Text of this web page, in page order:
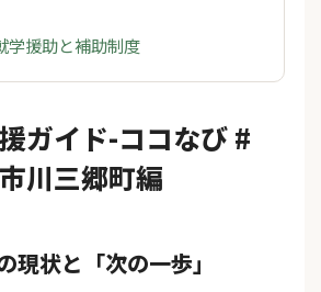
学援助と補助制度
ガイド-ココなび #
川三郷町編
現状と「次の一歩」